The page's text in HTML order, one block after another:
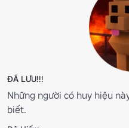
ĐÃ LƯU!!!
Những người có huy hiệu
biết.